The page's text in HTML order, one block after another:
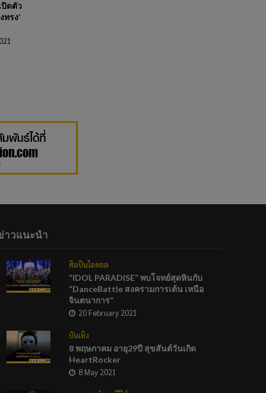
ดตัว
ทรง’
าวแนะนำ
ศิลปินไอดอล
“IDOL PARADISE” พบโจทย์สุดหินกับ
“DanceBattle สงครามการเต้น เหนือ
จินตนาการ”
20 February 2021
บันเทิง
8 พฤษภาคม อายุ29ปี สุขสันต์วันเกิด
HeartRocker
8 May 2021